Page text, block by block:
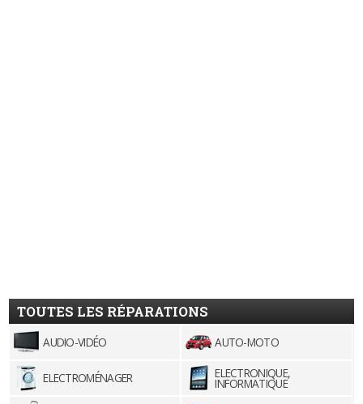
TOUTES LES RÉPARATIONS
AUDIO-VIDÉO AUTO-MOTO
ELECTROMÉNAGER ELECTRONIQUE,
INFORMATIQUE